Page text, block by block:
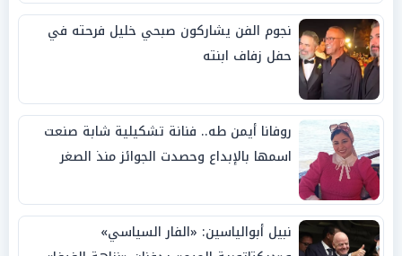
نجوم الفن يشاركون صبحي خليل فرحته في
حفل زفاف ابنته
روفانا أيمن طه.. فنانة تشكيلية شابة صنعت
اسمها بالإبداع وحصدت الجوائز منذ الصغر
نبيل أبوالياسين: «الفار السياسي»